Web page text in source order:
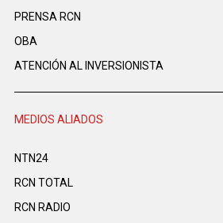
PRENSA RCN
OBA
ATENCIÓN AL INVERSIONISTA
MEDIOS ALIADOS
NTN24
RCN TOTAL
RCN RADIO